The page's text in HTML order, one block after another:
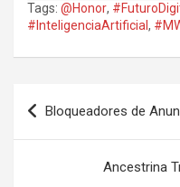
Tags: @Honor,
#InteligenciaArtificial,
Navegación
de
Bloqueadores de
Ancestrina